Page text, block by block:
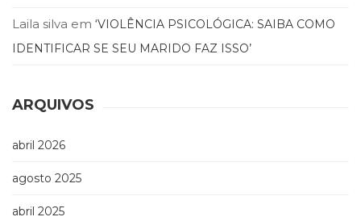
Televisão
(22)
Terapia
(21)
e
Laila silva em ‘VIOLÊNCIA PSICOLÓGICA: SAIBA COMO
IDENTIFICAR SE SEU MARIDO FAZ ISSO’
ARQUIVOS
abril 2026
agosto 2025
abril 2025